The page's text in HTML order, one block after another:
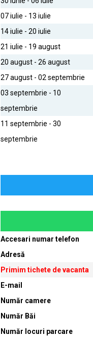
07 iulie - 13 iulie
14 iulie - 20 iulie
21 iulie - 19 august
20 august - 26 august
27 august - 02 septembrie
03 septembrie - 10
septembrie
11 septembrie - 30
septembrie
Accesari numar telefon
Adresă
Primim tichete de vacanta
E-mail
Număr camere
Număr Băi
Număr locuri parcare